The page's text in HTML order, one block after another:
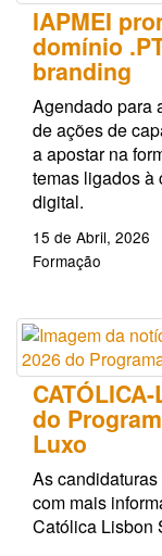
IAPMEI
domínio
branding
Agendado para
de ações de
a apostar na
temas ligados à
digital.
15 de Abril, 2026
Formação
do
Luxo
As
com mais
Católica Lisbon